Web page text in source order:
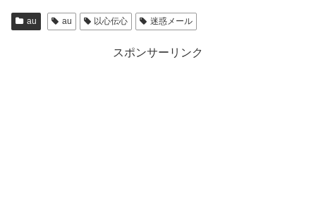
au au 以心伝心 迷惑メール
スポンサーリンク